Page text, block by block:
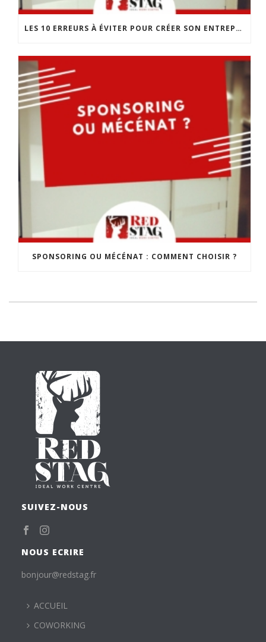
LES 10 ERREURS À ÉVITER POUR CRÉER SON ENTREPRISE
SPONSORING OU MÉCÉNAT : COMMENT CHOISIR ?
SUIVEZ-NOUS
NOUS ECRIRE
bonjour@redstag.fr
ACCUEIL
COWORKING